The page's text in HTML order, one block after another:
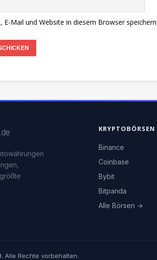
E-Mail und Website in diesem Browser
.de KRYPTOBÖRSEN
Binance
Coinbase
Bybit
Bitpanda
Alle Börsen →
Alle Rechte vorbehalten.